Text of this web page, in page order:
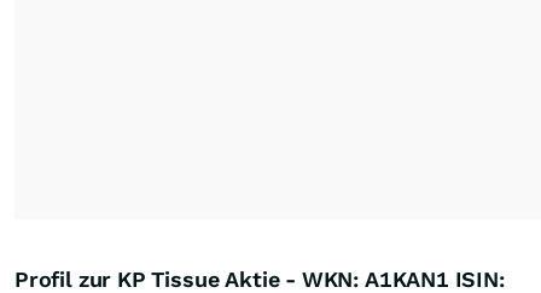
Profil zur KP Tissue Aktie - WKN: A1KAN1 ISIN: